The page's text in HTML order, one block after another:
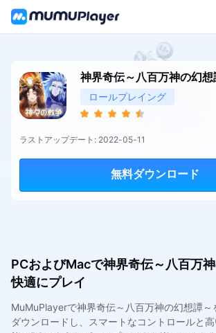
神界奇伝～八百万神の幻想
ロールプレイング
ラストアップデート: 2022-05-11
無料ダウンロード
PCおよびMacで神界奇伝～八百万
快適にプレイ
MuMuPlayerで神界奇伝～八百万神の幻想譚～
ダウンロードし、スマートなコントロールと